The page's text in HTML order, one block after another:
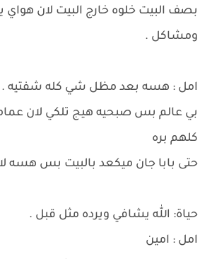
بصف البيت خلوه خارج البيت لان
ومشاكل .
امل : هسه بعد مظل شي كله شفتيه .
بي عالم بس صبحيه هيج تلكي لان
كلهم بره
حتى بابا جان ميكعد بالبيت بس هسه
حياة: الله يشافي ويرده مثل قبل .
امل : امين